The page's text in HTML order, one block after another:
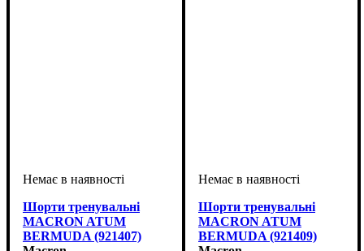
Шорти тренувальні
MACRON ATUM
BERMUDA (921407)
Шорти тренувальні
MACRON ATUM
BERMUDA (921409)